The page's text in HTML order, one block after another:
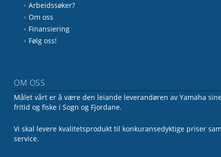
Arbeidssøker?
Om oss
Finansiering
Følg oss!
OM OSS
Målet vårt er å være den leiande leverandøren av Yamaha
fritid og fiske i Sogn og Fjordane.
Vi skal levere kvalitetsprodukt til konkuransedyktige priser
service.